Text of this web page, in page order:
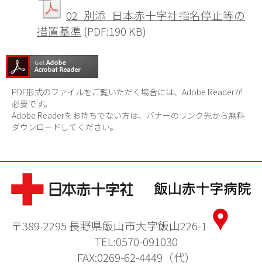
02_別添_日本赤十字社指名停止等の
措置基準 (PDF:190 KB)
PDF形式のファイルをご覧いただく場合には、Adobe Readerが
必要です。
Adobe Readerをお持ちでない方は、バナーのリンク先から無料
ダウンロードしてください。
〒389-2295 長野県飯山市大字飯山226-1
TEL:0570-091030
FAX:0269-62-4449（代）